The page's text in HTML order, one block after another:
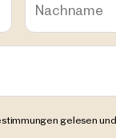
Nachname
gelesen